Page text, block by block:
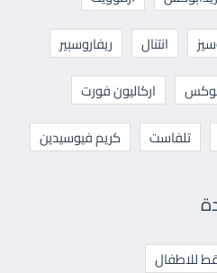
انتنال
ريفاروسبير
اركاليون فورت
تلفاست كريم فيوسيدين
للاطفال